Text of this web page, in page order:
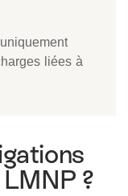
liées à
?